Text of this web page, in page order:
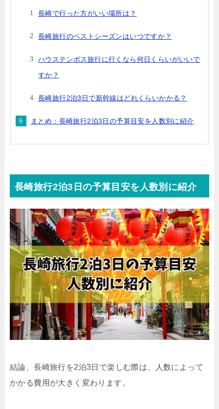
長崎で行った方がいい場所は？
長崎旅行のベストシーズンはいつですか？
ハウステンボス旅行に行くなら何日くらいがいいで
すか？
長崎旅行2泊3日で新幹線はどれくらいかかる？
まとめ：長崎旅行2泊3日の予算目安を人数別に紹介
長崎旅行2泊3日の予算目安を人数別に紹介
結論、長崎旅行を2泊3日で楽しむ際は、人数によって
かかる費用が大きく変わります。